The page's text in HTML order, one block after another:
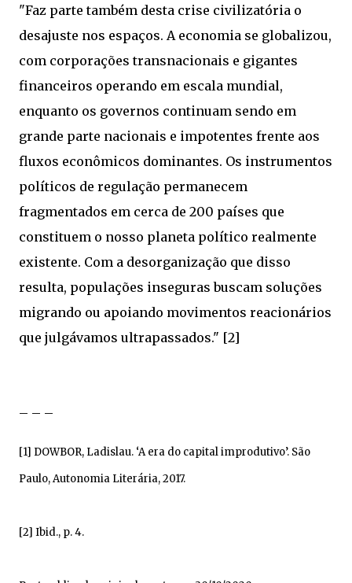
"Faz parte também desta crise civilizatória o
desajuste nos espaços. A economia se globalizou,
com corporações transnacionais e gigantes
financeiros operando em escala mundial,
enquanto os governos continuam sendo em
grande parte nacionais e impotentes frente aos
fluxos econômicos dominantes. Os instrumentos
políticos de regulação permanecem
fragmentados em cerca de 200 países que
constituem o nosso planeta político realmente
existente. Com a desorganização que disso
resulta, populações inseguras buscam soluções
migrando ou apoiando movimentos reacionários
que julgávamos ultrapassados." [2]
– – –
[1] DOWBOR, Ladislau. ‘A era do capital improdutivo’. São
Paulo, Autonomia Literária, 2017.
[2] Ibid., p. 4.